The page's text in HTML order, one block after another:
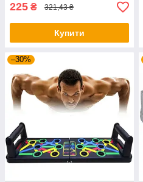
225 ₴ 321,43 ₴
Купити
–30%